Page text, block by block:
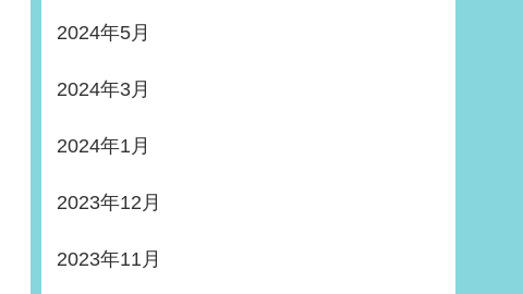
2024年5月
2024年3月
2024年1月
2023年12月
2023年11月